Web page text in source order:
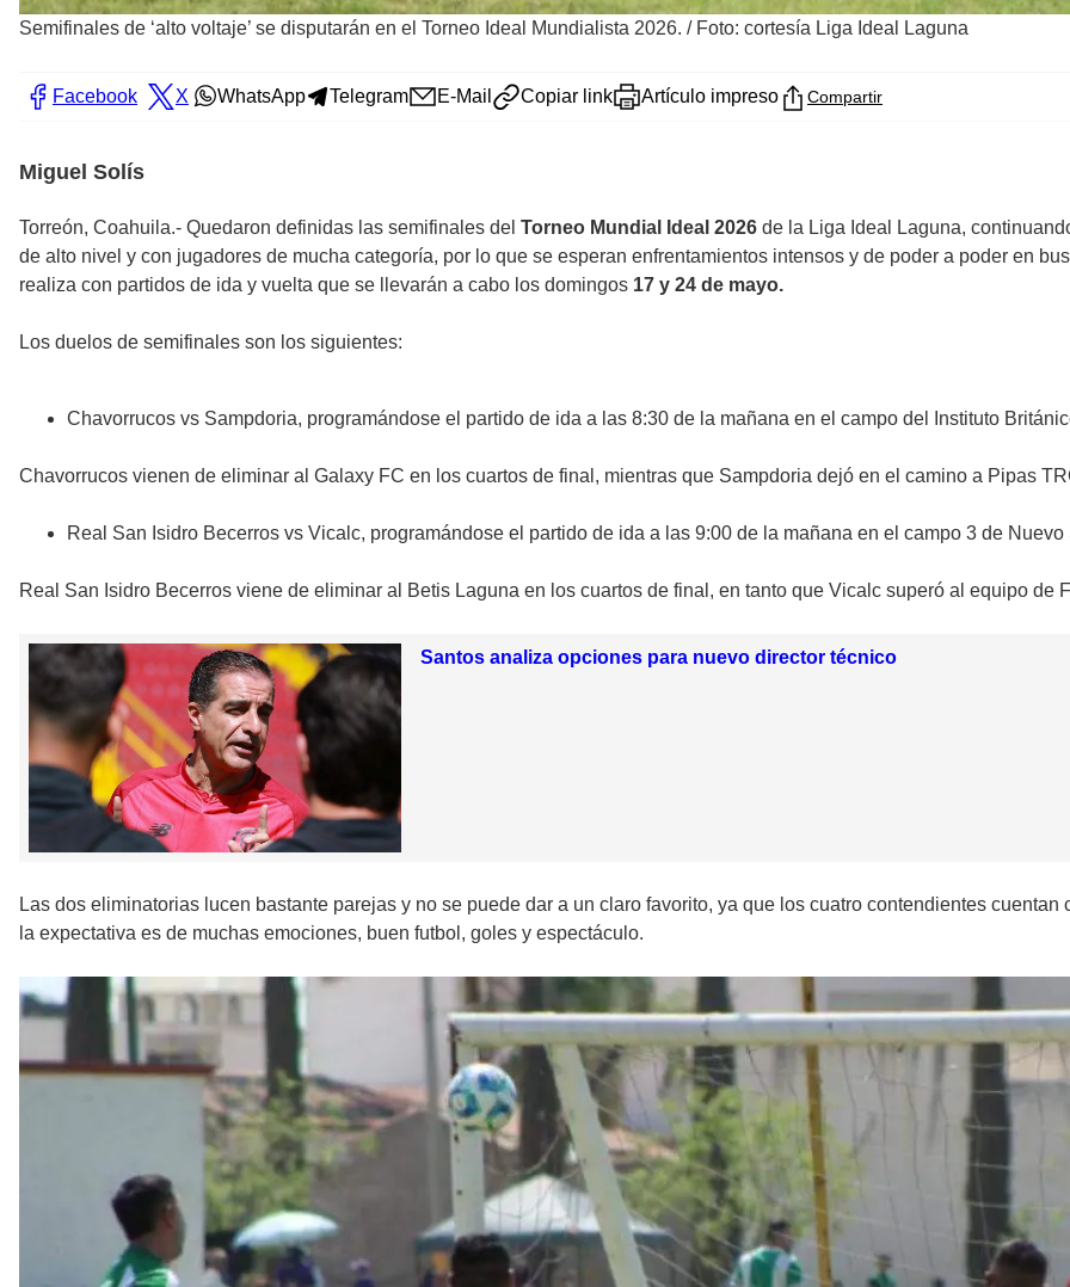
Semifinales de ‘alto voltaje’ se disputarán en el Torneo Ideal Mundialista 2026. / Foto: cortesía Liga Ideal Laguna
Facebook X WhatsApp Telegram E-Mail Copiar link Artículo impreso Compartir
Miguel Solís
Torreón, Coahuila.- Quedaron definidas las semifinales del Torneo Mundial Ideal 2026 de la Liga Ideal Laguna,
de alto nivel y con jugadores de mucha categoría, por lo que se esperan enfrentamientos intensos y de poder a poder en
realiza con partidos de ida y vuelta que se llevarán a cabo los domingos 17 y 24 de mayo.
Los duelos de semifinales son los siguientes:
Chavorrucos vs Sampdoria, programándose el partido de ida a las 8:30 de la mañana en el campo del Instituto
Chavorrucos vienen de eliminar al Galaxy FC en los cuartos de final, mientras que Sampdoria dejó en el camino a Pipas
Real San Isidro Becerros vs Vicalc, programándose el partido de ida a las 9:00 de la mañana en el campo 3 de Nuevo
Real San Isidro Becerros viene de eliminar al Betis Laguna en los cuartos de final, en tanto que Vicalc superó al equipo de
Santos analiza opciones para nuevo director técnico
Las dos eliminatorias lucen bastante parejas y no se puede dar a un claro favorito, ya que los cuatro contendientes
la expectativa es de muchas emociones, buen futbol, goles y espectáculo.